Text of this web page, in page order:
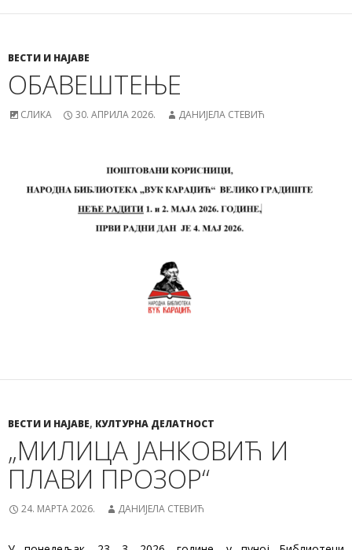
ВЕСТИ И НАЈАВЕ
ОБАВЕШТЕЊЕ
СЛИКА 30. АПРИЛА 2026. ДАНИЈЕЛА СТЕВИЋ
ВЕСТИ И НАЈАВЕ, КУЛТУРНА ДЕЛАТНОСТ
„МИЛИЦА ЈАНКОВИЋ И
ПЛАВИ ПРОЗОР“
24. МАРТА 2026. ДАНИЈЕЛА СТЕВИЋ